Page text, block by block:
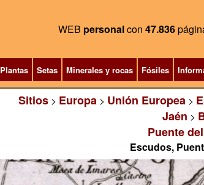
WEB personalcon 47.836
Plantas Setas Minerales y rocas Fósiles
Sitios> Europa> Unión Europea>
Jaén >
Puente
Escudos,